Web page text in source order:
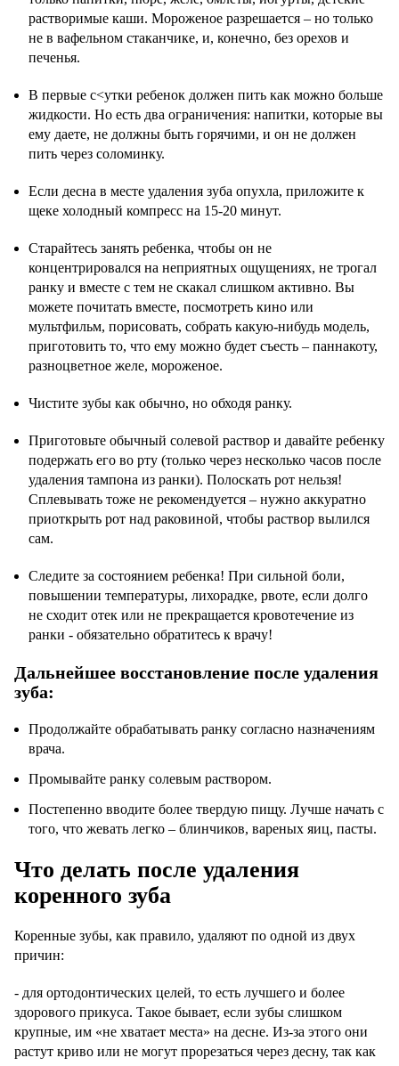
растворимые каши. Мороженое разрешается – но только
не в вафельном стаканчике, и, конечно, без орехов и
печенья.
В первые с<утки ребенок должен пить как можно больше
жидкости. Но есть два ограничения: напитки, которые вы
ему даете, не должны быть горячими, и он не должен
пить через соломинку.
Если десна в месте удаления зуба опухла, приложите к
щеке холодный компресс на 15-20 минут.
Старайтесь занять ребенка, чтобы он не
концентрировался на неприятных ощущениях, не трогал
ранку и вместе с тем не скакал слишком активно. Вы
можете почитать вместе, посмотреть кино или
мультфильм, порисовать, собрать какую-нибудь модель,
приготовить то, что ему можно будет съесть – паннакоту,
разноцветное желе, мороженое.
Чистите зубы как обычно, но обходя ранку.
Приготовьте обычный солевой раствор и давайте ребенку
подержать его во рту (только через несколько часов после
удаления тампона из ранки). Полоскать рот нельзя!
Сплевывать тоже не рекомендуется – нужно аккуратно
приоткрыть рот над раковиной, чтобы раствор вылился
сам.
Следите за состоянием ребенка! При сильной боли,
повышении температуры, лихорадке, рвоте, если долго
не сходит отек или не прекращается кровотечение из
ранки - обязательно обратитесь к врачу!
Дальнейшее восстановление после удаления
зуба:
Продолжайте обрабатывать ранку согласно назначениям
врача.
Промывайте ранку солевым раствором.
Постепенно вводите более твердую пищу. Лучше начать с
того, что жевать легко – блинчиков, вареных яиц, пасты.
Что делать после удаления
коренного зуба
Коренные зубы, как правило, удаляют по одной из двух
причин:
- для ортодонтических целей, то есть лучшего и более
здорового прикуса. Такое бывает, если зубы слишком
крупные, им «не хватает места» на десне. Из-за этого они
растут криво или не могут прорезаться через десну, так как